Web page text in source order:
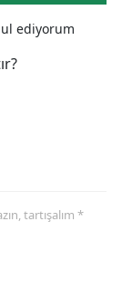
ediyorum
tartışalım *